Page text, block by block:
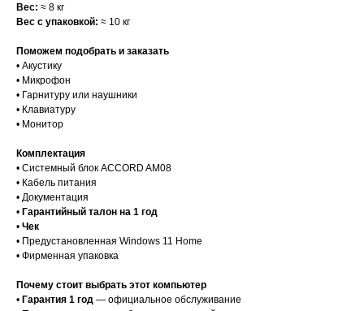
Вес: ≈ 8 кг
Вес с упаковкой: ≈ 10 кг
Поможем подобрать и заказать
• Акустику
• Микрофон
• Гарнитуру или наушники
• Клавиатуру
• Монитор
Комплектация
• Системный блок ACCORD AM08
• Кабель питания
• Документация
• Гарантийный талон на 1 год
• Чек
• Предустановленная Windows 11 Home
• Фирменная упаковка
Почему стоит выбрать этот компьютер
• Гарантия 1 год — официальное обслуживание